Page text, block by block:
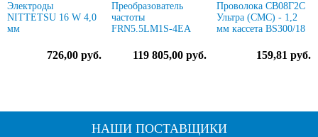
Электроды
NITTETSU 16 W 4,0
мм
726,00 руб.
Преобразователь
частоты
FRN5.5LM1S-4EA
119 805,00 руб.
Проволока СВ08Г2С
Ультра (СМС) - 1,2
мм кассета BS300/18
159,81 руб.
НАШИ ПОСТАВЩИКИ